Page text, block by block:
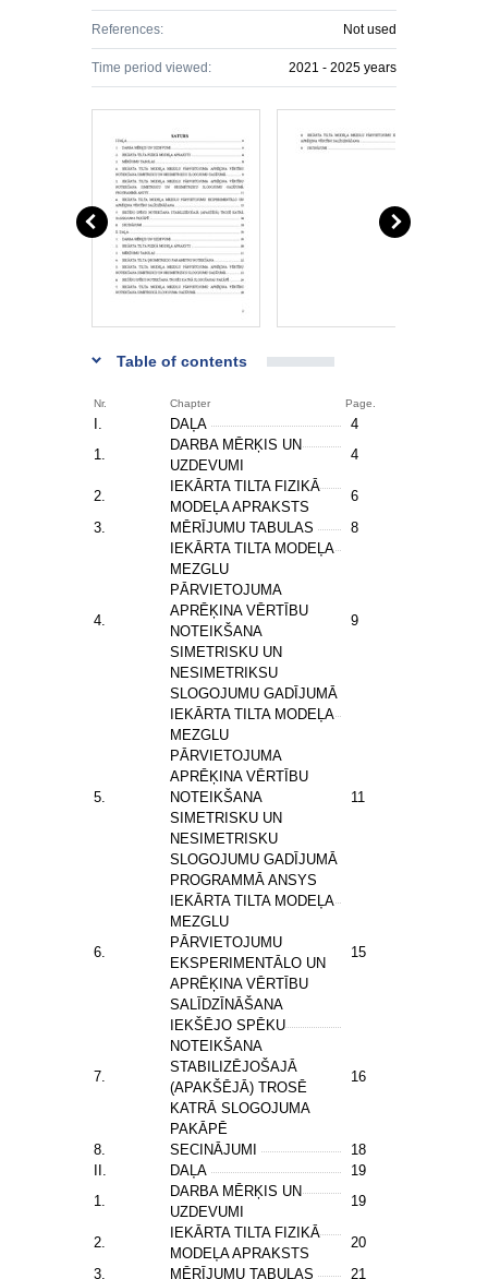
References: Not used
Time period viewed: 2021 - 2025 years
Table of contents
Nr. Chapter Page.
I. DAĻA
4
1.
DARBA MĒRĶIS UN
UZDEVUMI
4
2.
IEKĀRTA TILTA FIZIKĀ
MODEĻA APRAKSTS
6
3.
MĒRĪJUMU TABULAS 8
4.
IEKĀRTA TILTA MODEĻA
MEZGLU
PĀRVIETOJUMA
APRĒĶINA VĒRTĪBU
NOTEIKŠANA
SIMETRISKU UN
NESIMETRIKSU
SLOGOJUMU GADĪJUMĀ
9
5.
IEKĀRTA TILTA MODEĻA
MEZGLU
PĀRVIETOJUMA
APRĒĶINA VĒRTĪBU
NOTEIKŠANA
SIMETRISKU UN
NESIMETRISKU
SLOGOJUMU GADĪJUMĀ
PROGRAMMĀ ANSYS
11
6.
IEKĀRTA TILTA MODEĻA
MEZGLU
PĀRVIETOJUMU
EKSPERIMENTĀLO UN
APRĒĶINA VĒRTĪBU
SALĪDZĪNĀŠANA
15
7.
IEKŠĒJO SPĒKU
NOTEIKŠANA
STABILIZĒJOŠAJĀ
(APAKŠĒJĀ) TROSĒ
KATRĀ SLOGOJUMA
PAKĀPĒ
16
8. SECINĀJUMI
18
II.
DAĻA
19
1.
DARBA MĒRĶIS UN
UZDEVUMI
19
2.
IEKĀRTA TILTA FIZIKĀ
MODEĻA APRAKSTS
20
3.
MĒRĪJUMU TABULAS 21